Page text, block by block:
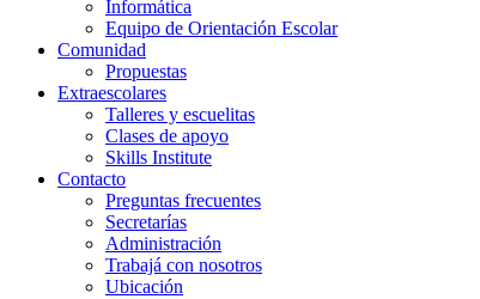
Informática
Equipo de Orientación Escolar
Comunidad
Propuestas
Extraescolares
Talleres y escuelitas
Clases de apoyo
Skills Institute
Contacto
Preguntas frecuentes
Secretarías
Administración
Trabajá con nosotros
Ubicación